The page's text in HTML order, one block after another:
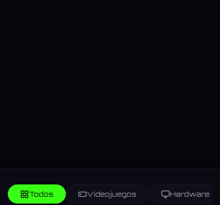
Todos Videojuegos Hardware